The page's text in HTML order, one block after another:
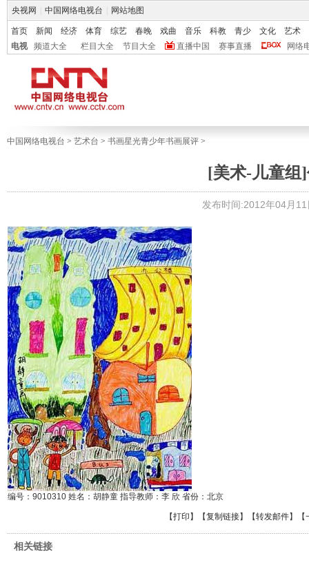
央视网 中国网络电视台 网站地图
首页 新闻 经济 体育 综艺 春晚 戏曲 音乐 科教 青少 文化
艺术
电视
频道大全 栏目大全 节目大全 直播中国 赛事直播 网络
中国网络电视台 > 艺术台 > 书画星光青少年书画展评 >
[美术-儿童组]
发布时间:2012年04月
编号：9010310 姓名：胡静童 指导教师：李 欣 省份：北京
【打印 】【复制链接】【转发邮件】
相关链接